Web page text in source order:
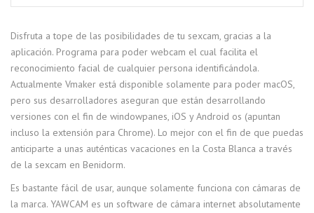
Disfruta a tope de las posibilidades de tu sexcam, gracias a la
aplicación. Programa para poder webcam el cual facilita el
reconocimiento facial de cualquier persona identificándola.
Actualmente Vmaker está disponible solamente para poder macOS,
pero sus desarrolladores aseguran que están desarrollando
versiones con el fin de windowpanes, iOS y Android os (apuntan
incluso la extensión para Chrome). Lo mejor con el fin de que puedas
anticiparte a unas auténticas vacaciones en la Costa Blanca a través
de la sexcam en Benidorm.
Es bastante fácil de usar, aunque solamente funciona con cámaras de
la marca. YAWCAM es un software de cámara internet absolutamente